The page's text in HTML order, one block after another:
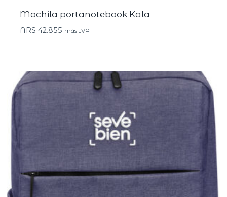
Mochila portanotebook Kala
ARS 42.855 más IVA